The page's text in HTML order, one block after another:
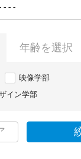
年齢を選択
映像学部
イン学部